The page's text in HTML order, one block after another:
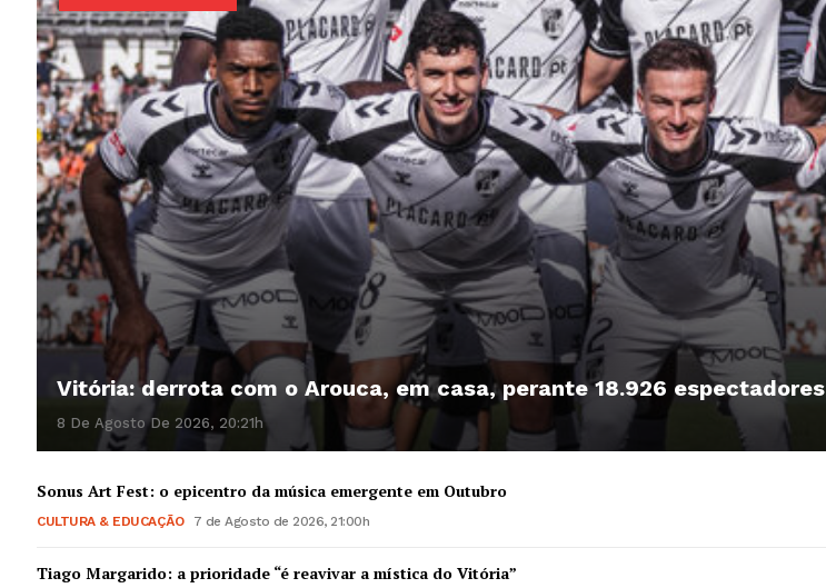
Vitória: derrota com o Arouca, em casa, perante 18.926 espectadores
8 De Agosto De 2026, 20:21h
Sonus Art Fest: o epicentro da música emergente em Outubro
CULTURA & EDUCAÇÃO 7 de Agosto de 2026, 21:00h
Tiago Margarido: a prioridade “é reavivar a mística do Vitória”